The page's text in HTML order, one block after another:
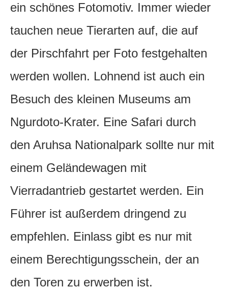
ein schönes Fotomotiv. Immer wieder
tauchen neue Tierarten auf, die auf
der Pirschfahrt per Foto festgehalten
werden wollen. Lohnend ist auch ein
Besuch des kleinen Museums am
Ngurdoto-Krater. Eine Safari durch
den Aruhsa Nationalpark sollte nur mit
einem Geländewagen mit
Vierradantrieb gestartet werden. Ein
Führer ist außerdem dringend zu
empfehlen. Einlass gibt es nur mit
einem Berechtigungsschein, der an
den Toren zu erwerben ist.